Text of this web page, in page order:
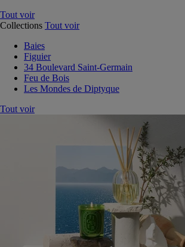
Tout voir
Collections Tout voir
Baies
Figuier
34 Boulevard Saint-Germain
Feu de Bois
Les Mondes de Diptyque
Tout voir